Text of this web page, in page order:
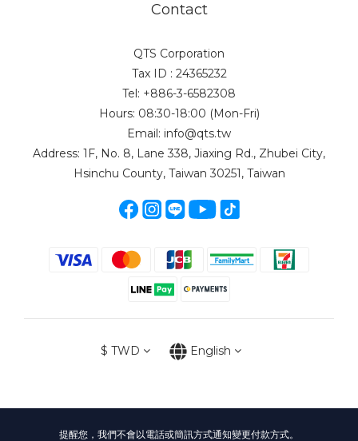
Contact
QTS Corporation
Tax ID : 24365232
Tel: +886-3-6582308
Hours: 08:30-18:00 (Mon-Fri)
Email: info@qts.tw
Address: 1F, No. 8, Lane 338, Jiaxing Rd., Zhubei City,
Hsinchu County, Taiwan 30251, Taiwan
$ TWD English
提醒您，我們不會以電話或簡訊方式通知變更付款方式。